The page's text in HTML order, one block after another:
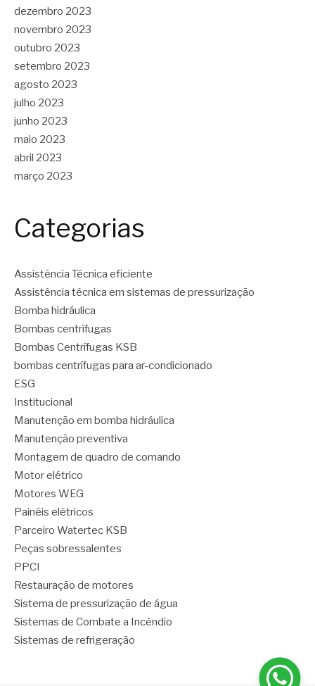
dezembro 2023
novembro 2023
outubro 2023
setembro 2023
agosto 2023
julho 2023
junho 2023
maio 2023
abril 2023
março 2023
Categorias
Assistência Técnica eficiente
Assistência técnica em sistemas de pressurização
Bomba hidráulica
Bombas centrífugas
Bombas Centrífugas KSB
bombas centrífugas para ar-condicionado
ESG
Institucional
Manutenção em bomba hidráulica
Manutenção preventiva
Montagem de quadro de comando
Motor elétrico
Motores WEG
Painéis elétricos
Parceiro Watertec KSB
Peças sobressalentes
PPCI
Restauração de motores
Sistema de pressurização de água
Sistemas de Combate a Incêndio
Sistemas de refrigeração